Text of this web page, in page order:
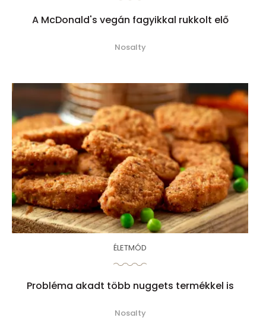
A McDonald's vegán fagyikkal rukkolt elő
Nosalty
ÉLETMÓD
Probléma akadt több nuggets termékkel is
Nosalty